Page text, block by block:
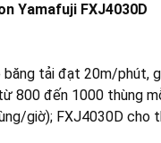
Yamafuji FXJ4030D
tải đạt 20m/phút,
800 đến 1000 thùng
giờ); FXJ4030D cho